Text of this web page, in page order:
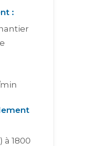
:
à 1800